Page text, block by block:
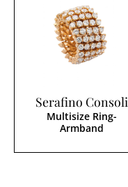
Serafino Consoli
Multisize Ring-
Armband